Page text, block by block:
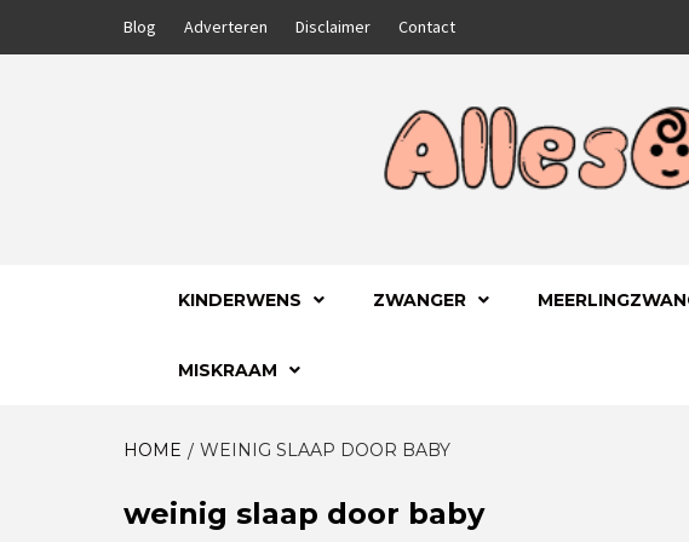
Blog Adverteren Disclaimer Contact
KINDERWENS ZWANGER
MISKRAAM
HOME WEINIG SLAAP DOOR BABY
weinig slaap door baby